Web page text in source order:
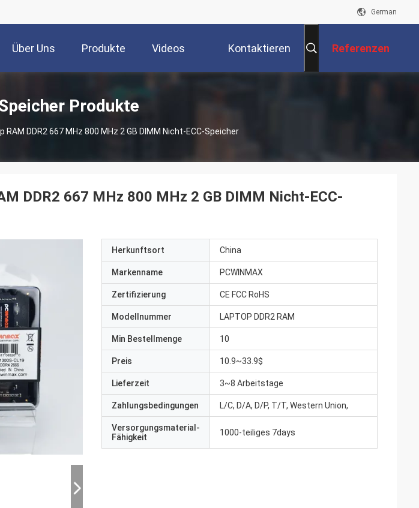
German
Über Uns Produkte Videos Kontaktieren Referenzen
Produkte
RAM DDR2 667 MHz 800 MHz 2 GB DIMM Nicht-ECC-Speicher
DDR2 667 MHz 800 MHz 2 GB DIMM Nicht-ECC-
Herkunftsort China
Markenname PCWINMAX
Zertifizierung CE FCC RoHS
Modellnummer LAPTOP DDR2 RAM
Min Bestellmenge 10
Preis 10.9~33.9$
Lieferzeit 3~8 Arbeitstage
Zahlungsbedingungen L/C, D/A, D/P, T/T, Western Union,
Versorgungsmaterial-
Fähigkeit
1000-teiliges 7days